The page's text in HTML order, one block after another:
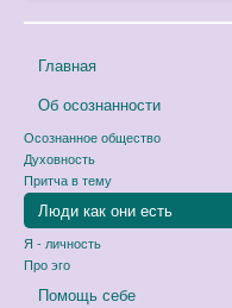
Главная
Об осознанности
Осознанное общество
Духовность
Притча в тему
Люди как они есть
Я - личность
Про эго
Помощь себе